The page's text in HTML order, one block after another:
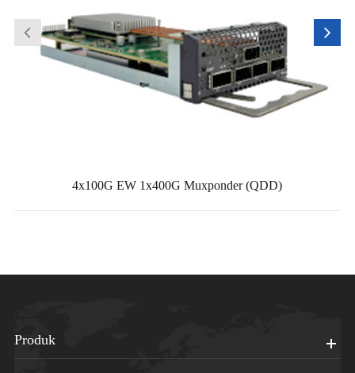
4x100G EW 1x400G Muxponder (QDD)
Produk